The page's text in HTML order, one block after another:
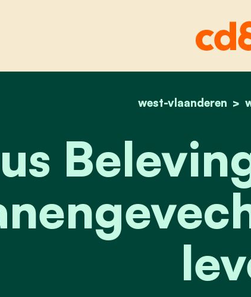
west-vlaanderen